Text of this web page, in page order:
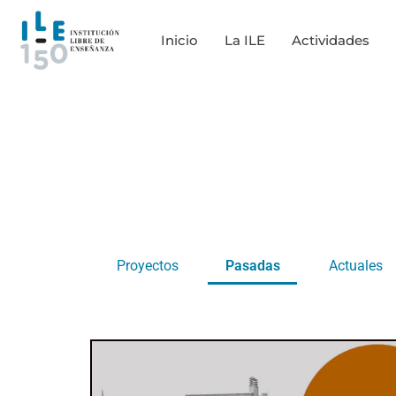
Saltar
enlaces
contenido
Inicio La ILE Actividades
Proyectos Pasadas Actuales